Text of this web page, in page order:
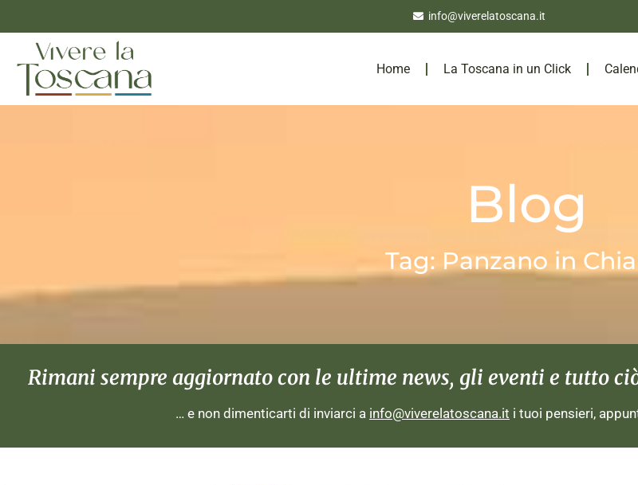
info@viverelatoscana.it
Home La Toscana in un Click
Blog
Tag: Panzano in
Rimani sempre aggiornato con le ultime news, gli eventi e tutto
… e non dimenticarti di inviarci a info@viverelatoscana.it i tuoi pensieri,